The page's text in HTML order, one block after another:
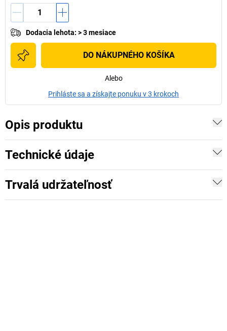
Dodacia lehota: > 3 mesiace
DO NÁKUPNÉHO KOŠÍKA
Alebo
Prihláste sa a získajte ponuku v 3 krokoch
Opis produktu
Technické údaje
Trvalá udržateľnosť